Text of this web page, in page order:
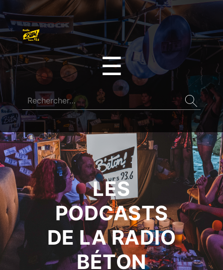
☰
LES
PODCASTS
DE LA RADIO
BÉTON